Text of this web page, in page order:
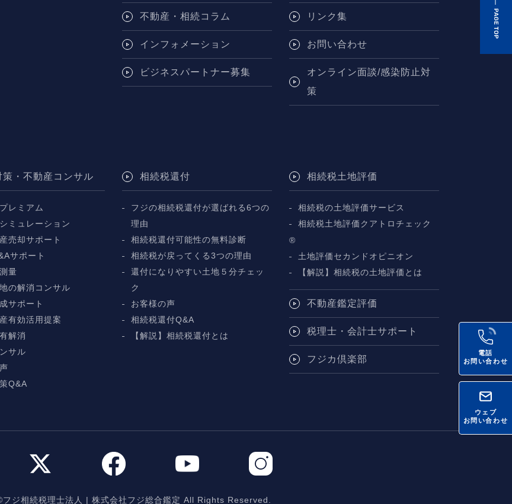
電話
お問い合わせ
ウェブ
お問い合わせ
不動産・相続コラム
インフォメーション
ビジネスパートナー募集
リンク集
お問い合わせ
オンライン面談/感染防止対
策
策・不動産コンサル
レミアム
ミュレーション
売却サポート
サポート
量
の解消コンサル
サポート
有効活用提案
解消
サル
Q&A
相続税還付
フジの相続税還付が選ばれる6つの
理由
相続税還付可能性の無料診断
相続税が戻ってくる3つの理由
還付になりやすい土地５分チェッ
ク
お客様の声
相続税還付Q&A
【解説】相続税還付とは
相続税土地評価
相続税の土地評価サービス
相続税土地評価クアトロチェック
®
土地評価セカンドオピニオン
【解説】相続税の土地評価とは
不動産鑑定評価
税理士・会計士サポート
フジカ倶楽部
ジ相続税理士法人 | 株式会社フジ総合鑑定 All Rights Reserved.